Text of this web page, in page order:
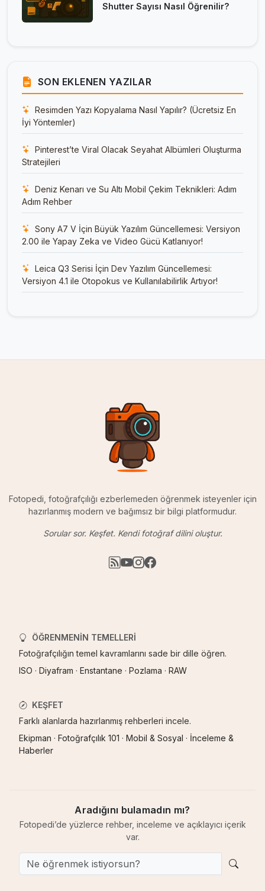
Shutter Sayısı Nasıl Öğrenilir?
SON EKLENEN YAZILAR
Resimden Yazı Kopyalama Nasıl Yapılır? (Ücretsiz En
İyi Yöntemler)
Pinterest’te Viral Olacak Seyahat Albümleri Oluşturma
Stratejileri
Deniz Kenarı ve Su Altı Mobil Çekim Teknikleri: Adım
Adım Rehber
Sony A7 V İçin Büyük Yazılım Güncellemesi: Versiyon
2.00 ile Yapay Zeka ve Video Gücü Katlanıyor!
Leica Q3 Serisi İçin Dev Yazılım Güncellemesi:
Versiyon 4.1 ile Otopokus ve Kullanılabilirlik Artıyor!
Fotopedi, fotoğrafçılığı ezberlemeden öğrenmek isteyenler için
hazırlanmış modern ve bağımsız bir bilgi platformudur.
Sorular sor. Keşfet. Kendi fotoğraf dilini oluştur.
ÖĞRENMENIN TEMELLERI
Fotoğrafçılığın temel kavramlarını sade bir dille öğren.
ISO · Diyafram · Enstantane · Pozlama · RAW
KEŞFET
Farklı alanlarda hazırlanmış rehberleri incele.
Ekipman · Fotoğrafçılık 101 · Mobil & Sosyal · İnceleme &
Haberler
Aradığını bulamadın mı?
Fotopedi’de yüzlerce rehber, inceleme ve açıklayıcı içerik
var.